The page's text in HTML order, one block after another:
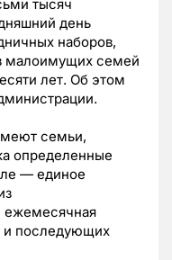
тысяч
день
наборов,
малоимущих семей
лет. Об этом
семьи,
определенные
— единое
ежемесячная
и последующих